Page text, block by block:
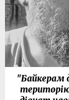
"Байкерам
територію